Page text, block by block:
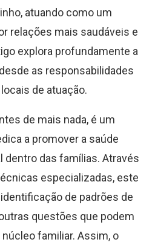
atuando como um
relações mais saudáveis e
explora profundamente a
as responsabilidades
de atuação.
de mais nada, é um
a promover a saúde
dentro das famílias. Através
especializadas, este
de padrões de
questões que podem
familiar. Assim, o